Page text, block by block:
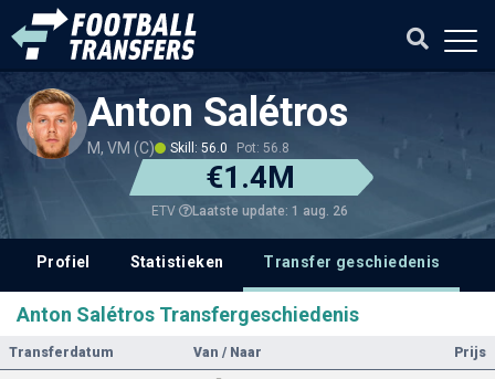
Anton Salétros
M, VM (C) Skill: 56.0 Pot: 56.8
€1.4M
ETV Laatste update: 1 aug. 26
Profiel Statistieken Transfer geschiedenis
Anton Salétros Transfergeschiedenis
Transferdatum Van / Naar Prijs